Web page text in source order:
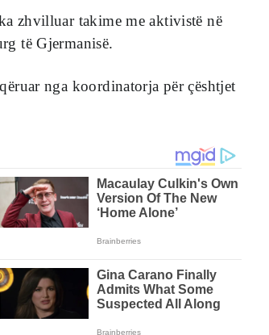
zhvilluar takime me aktivistë në
të Gjermanisë.
nga koordinatorja për çështjet